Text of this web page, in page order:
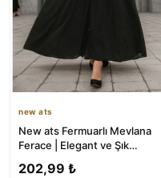
new ats
New ats Fermuarlı Mevlana
Ferace | Elegant ve Şık
202,99 ₺